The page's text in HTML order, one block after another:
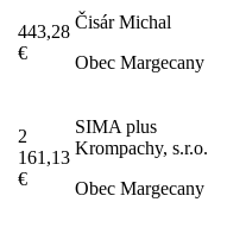
443,28
€
Čisár Michal
Obec Margecany
2
161,13
€
SIMA plus
Krompachy, s.r.o.
Obec Margecany